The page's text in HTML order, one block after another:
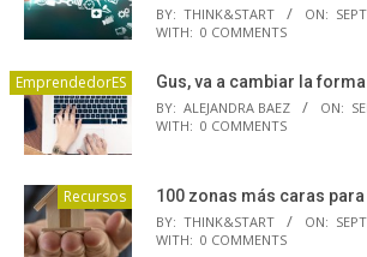
BY: THINK&START ON:
WITH: 0 COMMENTS
EmprendedorES Gus, va a cambiar la
BY: ALEJANDRA BAEZ ON:
WITH: 0 COMMENTS
Recursos 100 zonas más caras para
BY: THINK&START ON:
WITH: 0 COMMENTS